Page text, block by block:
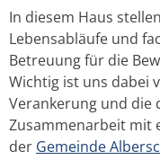
Wir bieten
In diesem Haus
Lebensabläufe und
Betreuung für die
Wichtig ist uns dabei
Verankerung und die
Zusammenarbeit mit
der Gemeinde